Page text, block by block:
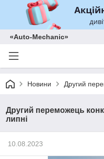
«Auto-Mechanic»
Новини Другий
Другий переможець
липні
10.08.2023